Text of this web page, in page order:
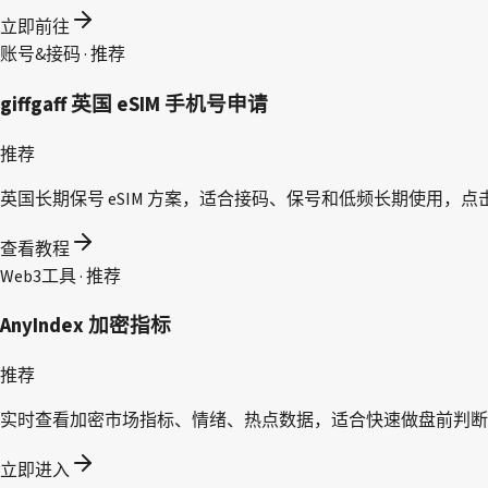
立即前往
账号&接码 · 推荐
giffgaff 英国 eSIM 手机号申请
推荐
英国长期保号 eSIM 方案，适合接码、保号和低频长期使用，点
查看教程
Web3工具 · 推荐
AnyIndex 加密指标
推荐
实时查看加密市场指标、情绪、热点数据，适合快速做盘前判断
立即进入